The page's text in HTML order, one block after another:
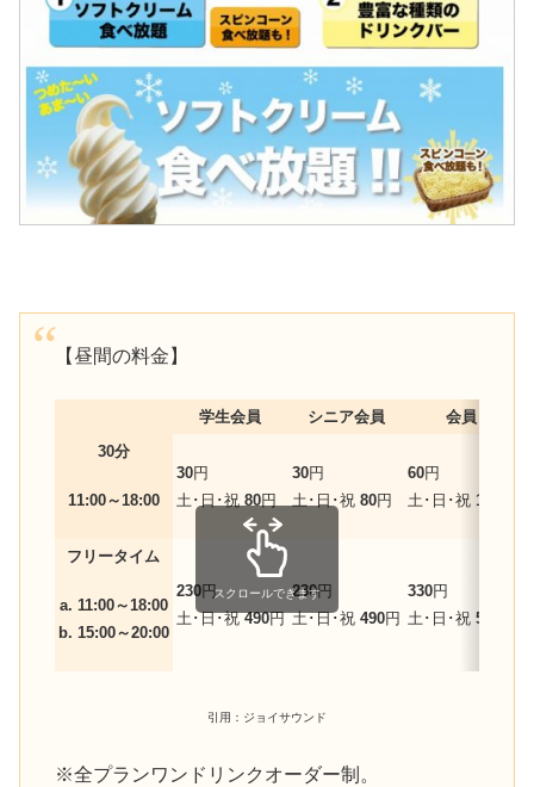
【昼間の料金】
学生会員 シニア会員
会員
30分
11:00～18:00
30円
土･日･祝 80円
30円
土･日･祝 80円
60円
土･日･祝 100
フリータイム
a. 11:00～18:00
b. 15:00～20:00
230円
土･日･祝490円
230円
土･日･祝 490円
330円
土･日･祝 590
スクロールできます
引用：ジョイサウンド
※全プランワンドリンクオーダー制。